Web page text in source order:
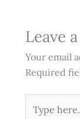
Leave
Your email
Required
here..